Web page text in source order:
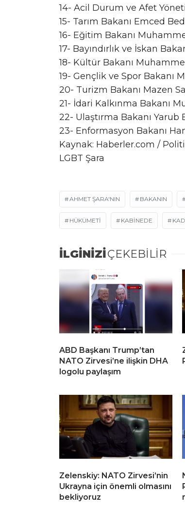
14- Acil Durum ve Afet
15- Tarım Bakanı Emced
16- Eğitim Bakanı
17- Bayındırlık ve İskan
18- Kültür Bakanı
19- Gençlik ve Spor Bakanı
20- Turizm Bakanı Mazen
21- İdari Kalkınma Bakanı
22- Ulaştırma Bakanı Yarub
23- Enformasyon Bakanı
Kaynak: Haberler.com /
LGBT Şara
AHMET ŞARA'NIN BAKANIN
HÜKÜMETI KABINEDE
İLGİNİZİÇEKEBİLİR
ABD Başkanı Trump’tan
NATO Zirvesi’ne ilişkin DHA
logolu paylaşım
Zelenskiy: NATO Zirvesi’nin
Ukrayna için önemli olmasını
bekliyoruz